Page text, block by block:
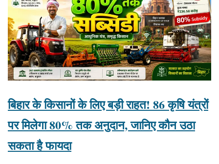
बिहार के किसानों के लिए बड़ी राहत! 86 कृषि यंत्रों
पर मिलेगा 80% तक अनुदान, जानिए कौन उठा
सकता है फायदा